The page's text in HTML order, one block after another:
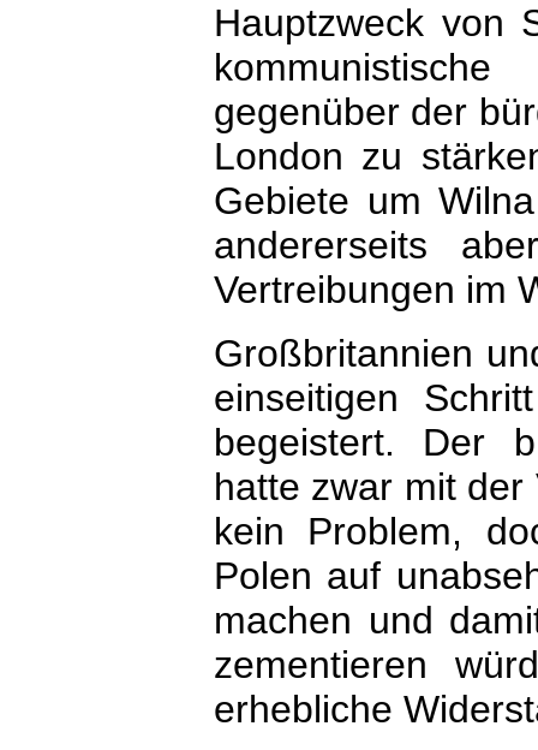
Hauptzweck von
gegenüber der
London zu
Gebiete um
andererseits
Vertreibungen im
Großbritannien
einseitigen
begeistert. Der
hatte zwar mit
kein Problem,
Polen auf
machen und
zementieren
erhebliche